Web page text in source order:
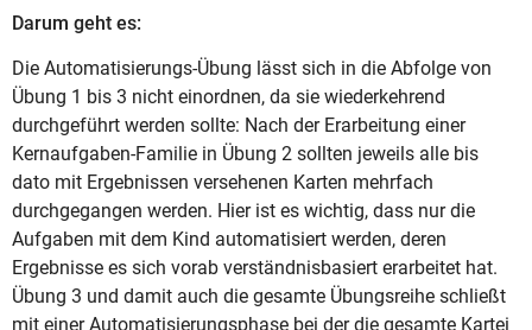
Darum geht es:
Die Automatisierungs-Übung lässt sich in die Abfolge von
Übung 1 bis 3 nicht einordnen, da sie wiederkehrend
durchgeführt werden sollte: Nach der Erarbeitung einer
Kernaufgaben-Familie in Übung 2 sollten jeweils alle bis
dato mit Ergebnissen versehenen Karten mehrfach
durchgegangen werden. Hier ist es wichtig, dass nur die
Aufgaben mit dem Kind automatisiert werden, deren
Ergebnisse es sich vorab verständnisbasiert erarbeitet hat.
Übung 3 und damit auch die gesamte Übungsreihe schließt
mit einer Automatisierungsphase bei der die gesamte Kartei